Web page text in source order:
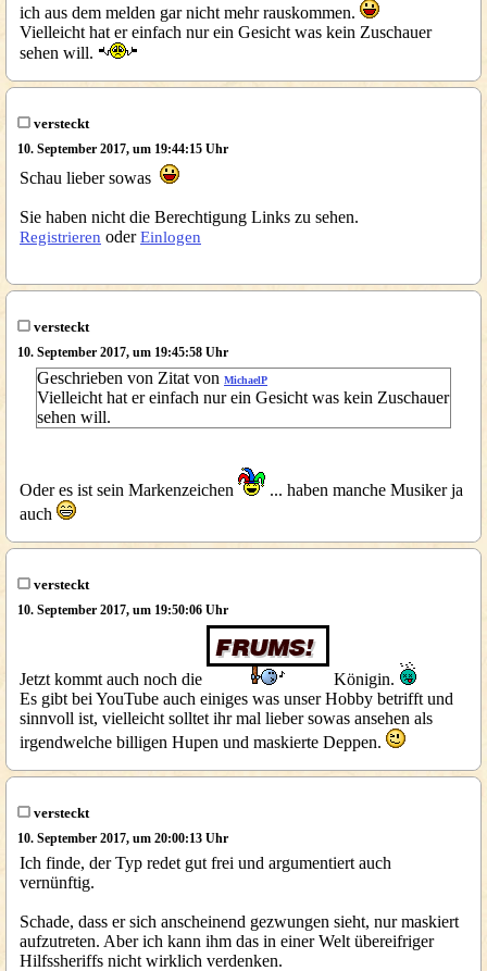
ich aus dem melden gar nicht mehr rauskommen.
Vielleicht hat er einfach nur ein Gesicht was kein Zuschauer
sehen will.
versteckt
10. September 2017, um 19:44:15 Uhr
Schau lieber sowas
Sie haben nicht die Berechtigung Links zu sehen.
Registrieren oderEinlogen
versteckt
10. September 2017, um 19:45:58 Uhr
Geschrieben von Zitat von MichaelP
Vielleicht hat er einfach nur ein Gesicht was kein Zuschauer
sehen will.
Oder es ist sein Markenzeichen
... haben manche Musiker ja
auch
versteckt
10. September 2017, um 19:50:06 Uhr
Jetzt kommt auch noch die
Königin.
Es gibt bei YouTube auch einiges was unser Hobby betrifft und
sinnvoll ist, vielleicht solltet ihr mal lieber sowas ansehen als
irgendwelche billigen Hupen und maskierte Deppen.
versteckt
10. September 2017, um 20:00:13 Uhr
Ich finde, der Typ redet gut frei und argumentiert auch
vernünftig.
Schade, dass er sich anscheinend gezwungen sieht, nur maskiert
aufzutreten. Aber ich kann ihm das in einer Welt übereifriger
Hilfssheriffs nicht wirklich verdenken.